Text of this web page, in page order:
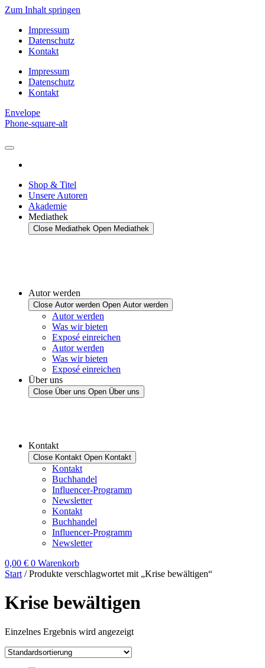
Zum Inhalt springen
Impressum
Datenschutz
Kontakt
Impressum
Datenschutz
Kontakt
Envelope
Phone-square-alt
Shop & Titel
Unsere Autoren
Akademie
Mediathek
Close Mediathek Open Mediathek
Autor werden
Close Autor werden Open Autor werden
Autor werden
Was wir bieten
Exposé einreichen
Autor werden
Was wir bieten
Exposé einreichen
Über uns
Close Über uns Open Über uns
Kontakt
Close Kontakt Open Kontakt
Kontakt
Buchhandel
Influencer-Programm
Newsletter
Kontakt
Buchhandel
Influencer-Programm
Newsletter
0,00 € 0 Warenkorb
Start / Produkte verschlagwortet mit „Krise bewältigen“
Krise bewältigen
Einzelnes Ergebnis wird angezeigt